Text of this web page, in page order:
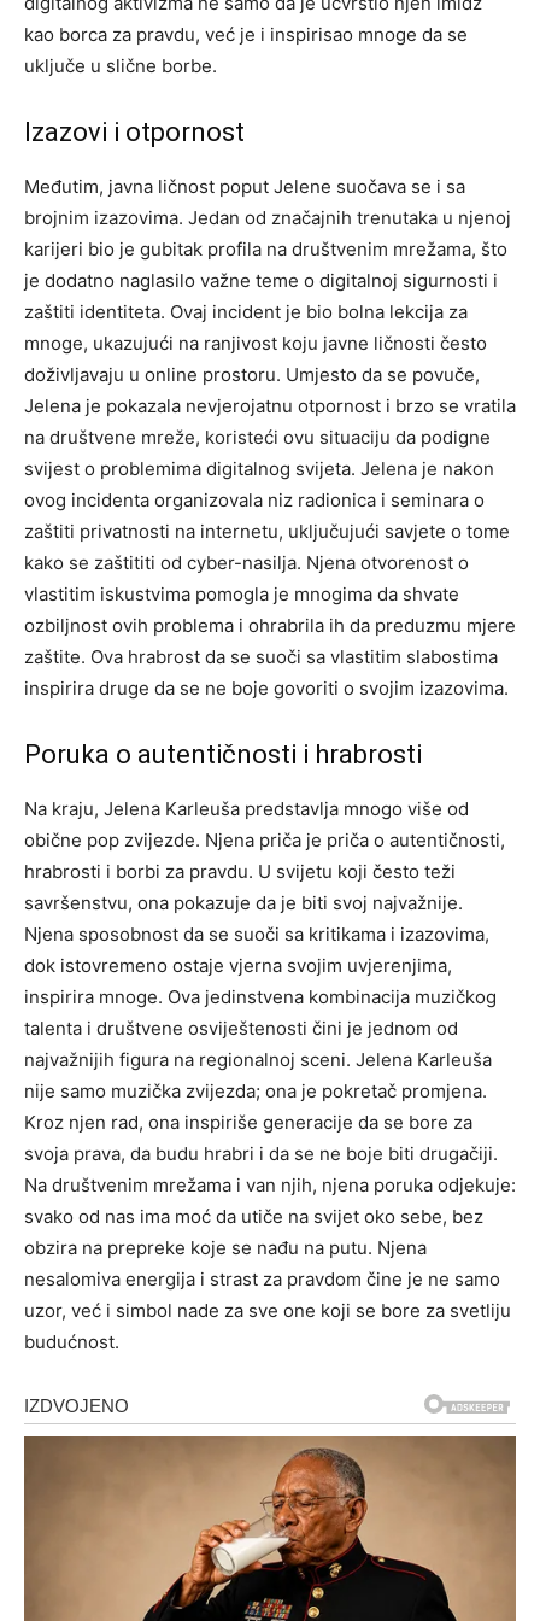
kao borca za pravdu, već je i inspirisao mnoge da se
uključe u slične borbe.
Izazovi i otpornost
Međutim, javna ličnost poput Jelene suočava se i sa
brojnim izazovima. Jedan od značajnih trenutaka u njenoj
karijeri bio je gubitak profila na društvenim mrežama, što
je dodatno naglasilo važne teme o digitalnoj sigurnosti i
zaštiti identiteta. Ovaj incident je bio bolna lekcija za
mnoge, ukazujući na ranjivost koju javne ličnosti često
doživljavaju u online prostoru. Umjesto da se povuče,
Jelena je pokazala nevjerojatnu otpornost i brzo se vratila
na društvene mreže, koristeći ovu situaciju da podigne
svijest o problemima digitalnog svijeta. Jelena je nakon
ovog incidenta organizovala niz radionica i seminara o
zaštiti privatnosti na internetu, uključujući savjete o tome
kako se zaštititi od cyber-nasilja. Njena otvorenost o
vlastitim iskustvima pomogla je mnogima da shvate
ozbiljnost ovih problema i ohrabrila ih da preduzmu mjere
zaštite. Ova hrabrost da se suoči sa vlastitim slabostima
inspirira druge da se ne boje govoriti o svojim izazovima.
Poruka o autentičnosti i hrabrosti
Na kraju, Jelena Karleuša predstavlja mnogo više od
obične pop zvijezde. Njena priča je priča o autentičnosti,
hrabrosti i borbi za pravdu. U svijetu koji često teži
savršenstvu, ona pokazuje da je biti svoj najvažnije.
Njena sposobnost da se suoči sa kritikama i izazovima,
dok istovremeno ostaje vjerna svojim uvjerenjima,
inspirira mnoge. Ova jedinstvena kombinacija muzičkog
talenta i društvene osviještenosti čini je jednom od
najvažnijih figura na regionalnoj sceni. Jelena Karleuša
nije samo muzička zvijezda; ona je pokretač promjena.
Kroz njen rad, ona inspiriše generacije da se bore za
svoja prava, da budu hrabri i da se ne boje biti drugačiji.
Na društvenim mrežama i van njih, njena poruka odjekuje:
svako od nas ima moć da utiče na svijet oko sebe, bez
obzira na prepreke koje se nađu na putu. Njena
nesalomiva energija i strast za pravdom čine je ne samo
uzor, već i simbol nade za sve one koji se bore za svetliju
budućnost.